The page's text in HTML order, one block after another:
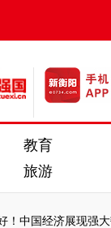
教育
旅游
展现强大韧性和活